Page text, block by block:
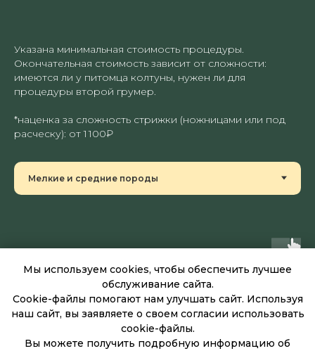
Указана минимальная стоимость процедуры.
Окончательная стоимость зависит от сложности:
имеются ли у питомца колтуны, нужен ли для
процедуры второй грумер.
*наценка за сложность стрижки (ножницами или под
расческу): от 1 100₽
Мы используем cookies, чтобы обеспечить лучшее
обслуживание сайта.
Cookie-файлы помогают нам улучшать сайт. Используя
наш сайт, вы заявляете о своем согласии использовать
cookie-файлы.
Вы можете получить подробную информацию об